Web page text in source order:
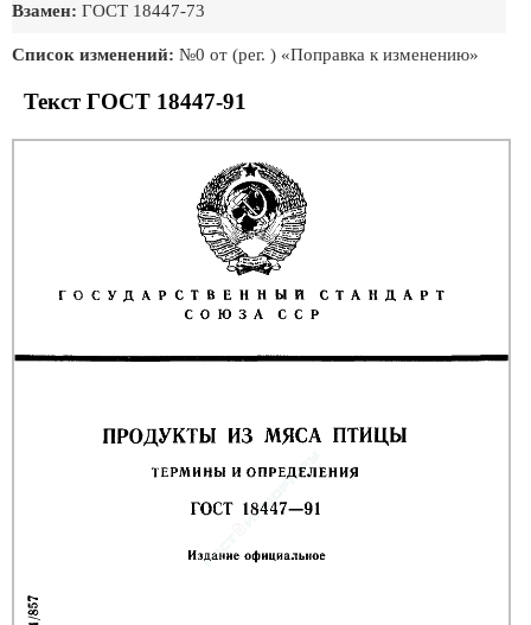
Взамен: ГОСТ 18447-73
Список изменений: №0 от (рег. ) «Поправка к изменению»
Текст ГОСТ 18447-91